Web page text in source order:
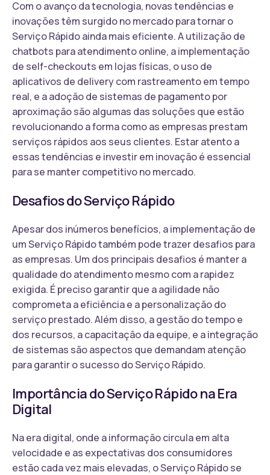
Com o avanço da tecnologia, novas tendências e
inovações têm surgido no mercado para tornar o
Serviço Rápido ainda mais eficiente. A utilização de
chatbots para atendimento online, a implementação
de self-checkouts em lojas físicas, o uso de
aplicativos de delivery com rastreamento em tempo
real, e a adoção de sistemas de pagamento por
aproximação são algumas das soluções que estão
revolucionando a forma como as empresas prestam
serviços rápidos aos seus clientes. Estar atento a
essas tendências e investir em inovação é essencial
para se manter competitivo no mercado.
Desafios do Serviço Rápido
Apesar dos inúmeros benefícios, a implementação de
um Serviço Rápido também pode trazer desafios para
as empresas. Um dos principais desafios é manter a
qualidade do atendimento mesmo com a rapidez
exigida. É preciso garantir que a agilidade não
comprometa a eficiência e a personalização do
serviço prestado. Além disso, a gestão do tempo e
dos recursos, a capacitação da equipe, e a integração
de sistemas são aspectos que demandam atenção
para garantir o sucesso do Serviço Rápido.
Importância do Serviço Rápido na Era
Digital
Na era digital, onde a informação circula em alta
velocidade e as expectativas dos consumidores
estão cada vez mais elevadas, o Serviço Rápido se